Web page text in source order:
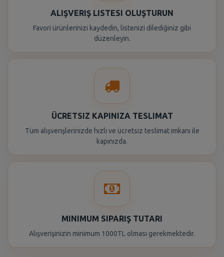
ALIŞVERIŞ LISTESI OLUŞTURUN
Favori ürünlerinizi kaydedin, listenizi dilediğiniz gibi
düzenleyin.
ÜCRETSIZ KAPINIZA TESLIMAT
Tüm alışverişlerinizde hızlı ve ücretsiz teslimat imkanı ile
kapınızda.
MINIMUM SIPARIŞ TUTARI
Alışverişinizin minimum 1000TL olması gerekmektedir.